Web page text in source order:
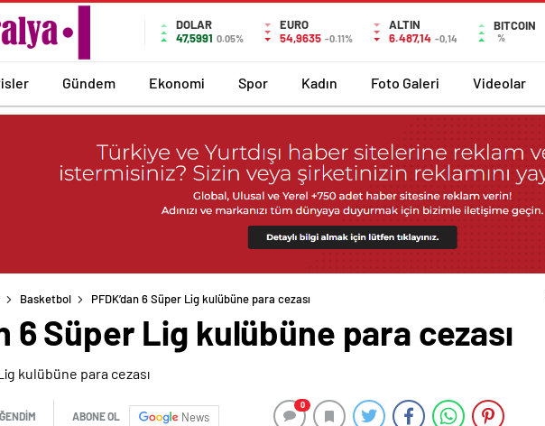
DOLAR
47,5991 0.05%
EURO
54,9635 -0.11%
ALTIN
6.487,14 -0,14
BITCOIN
%
Gündem Ekonomi Spor Kadın Foto Galeri Videolar
Basketbol PFDK’dan 6 Süper Lig kulübüne para cezası
6 Süper Lig kulübüne para cezası
ABONE OL News
0